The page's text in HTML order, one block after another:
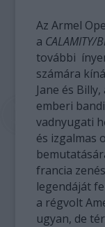
Az Armel
a CALAMITY/
további
számára
Jane és
emberi
vadnyugati
és izgalmas
francia
legendáját
a régvolt
ugyan, de